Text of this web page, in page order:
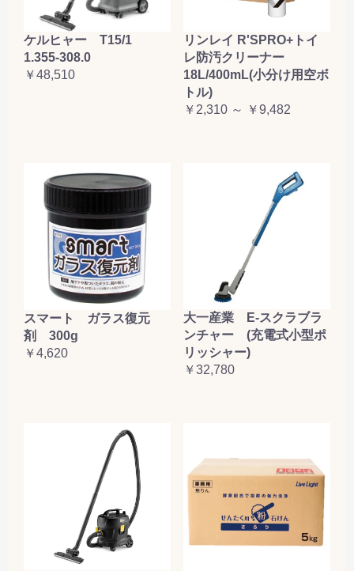
ケルヒャー T15/1
1.355-308.0
￥48,510
リンレイ R'SPRO+トイ
レ防汚クリーナー
18L/400mL(小分け用空ボ
トル)
￥2,310 ～ ￥9,482
スマート ガラス復元
剤 300g
￥4,620
大一産業 E-スクラブラ
ンチャー (充電式小型ポ
リッシャー)
￥32,780